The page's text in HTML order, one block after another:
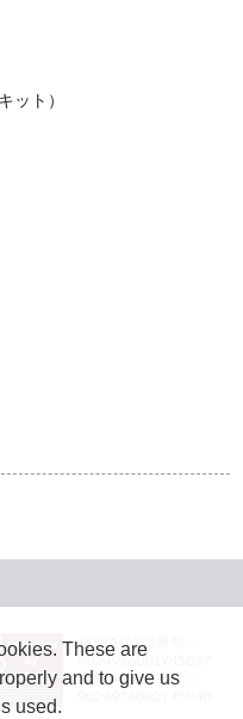
These are
and to give us
used.
ット）
JASRAC許諾番号：
9024936001Y45037
JASRAC許諾番号：